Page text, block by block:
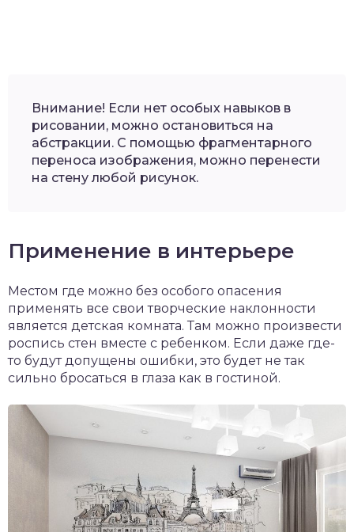
Внимание! Если нет особых навыков в
рисовании, можно остановиться на
абстракции. С помощью фрагментарного
переноса изображения, можно перенести
на стену любой рисунок.
Применение в интерьере
Местом где можно без особого опасения
применять все свои творческие наклонности
является детская комната. Там можно произвести
роспись стен вместе с ребенком. Если даже где-
то будут допущены ошибки, это будет не так
сильно бросаться в глаза как в гостиной.